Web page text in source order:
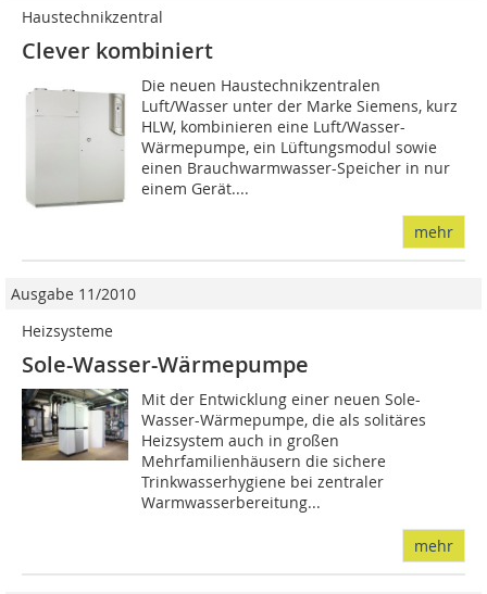
Haustechnikzentral
Clever kombiniert
Die neuen Haustechnikzentralen
Luft/Wasser unter der Marke Siemens, kurz
HLW, kombinieren eine Luft/Wasser-
Wärmepumpe, ein Lüftungsmodul sowie
einen Brauchwarmwasser-Speicher in nur
einem Gerät....
mehr
Ausgabe 11/2010
Heizsysteme
Sole-Wasser-Wärmepumpe
Mit der Entwicklung einer neuen Sole-
Wasser-Wärmepumpe, die als solitäres
Heizsystem auch in großen
Mehrfamilienhäusern die sichere
Trinkwasserhygiene bei zentraler
Warmwasserbereitung...
mehr